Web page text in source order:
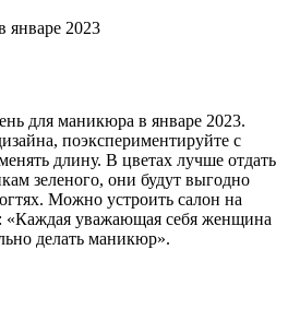
для маникюра в январе 2023.
поэкспериментируйте с
длину. В цветах лучше отдать
зеленого, они будут выгодно
Можно устроить салон на
«Каждая уважающая себя женщина
делать маникюр».